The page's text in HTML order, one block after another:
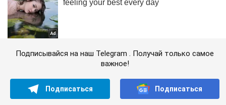
Подписывайся на наш Telegram . Получай только самое
важное!
Подписаться Подписаться